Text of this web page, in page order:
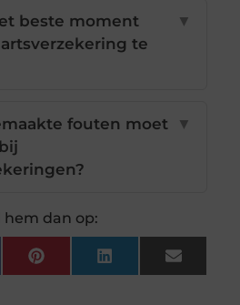
beste moment
te
▼
fouten moet
▼
hem dan op:
PinterestLinkedInEmail